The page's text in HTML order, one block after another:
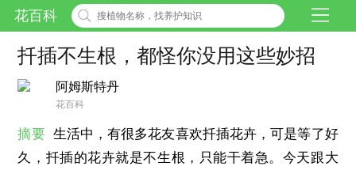
花百科
扦插不生根，都怪你没用这些妙招
阿姆斯特丹
花百科
摘要 生活中，有很多花友喜欢扦插花卉，可是等了好
久，扦插的花卉就是不生根，只能干着急。今天跟大